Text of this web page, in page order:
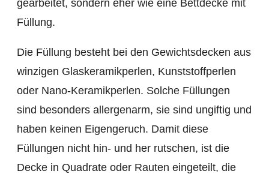
gearbeitet, sondern eher wie eine Bettdecke mit
Füllung.
Die Füllung besteht bei den Gewichtsdecken aus
winzigen Glaskeramikperlen, Kunststoffperlen
oder Nano-Keramikperlen. Solche Füllungen
sind besonders allergenarm, sie sind ungiftig und
haben keinen Eigengeruch. Damit diese
Füllungen nicht hin- und her rutschen, ist die
Decke in Quadrate oder Rauten eingeteilt, die